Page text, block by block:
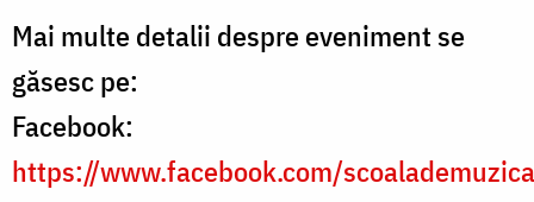
Mai multe detalii despre eveniment se
găsesc pe:
Facebook:
https://www.facebook.com/